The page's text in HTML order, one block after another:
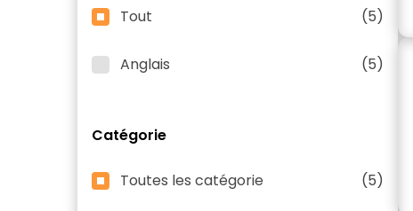
Tout (5)
Anglais (5)
Catégorie
Toutes les catégorie (5)